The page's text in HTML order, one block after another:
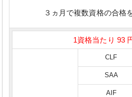
３ヵ月で複数資格の合格
1資格当たり 93
CLF
SAA
AIF